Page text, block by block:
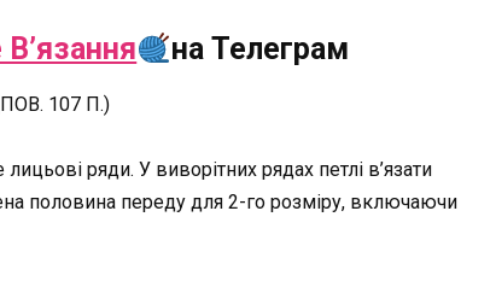
на Телеграм
107 П.)
ряди. У виворітних рядах петлі в’язати
половина переду для 2-го розміру, включаючи